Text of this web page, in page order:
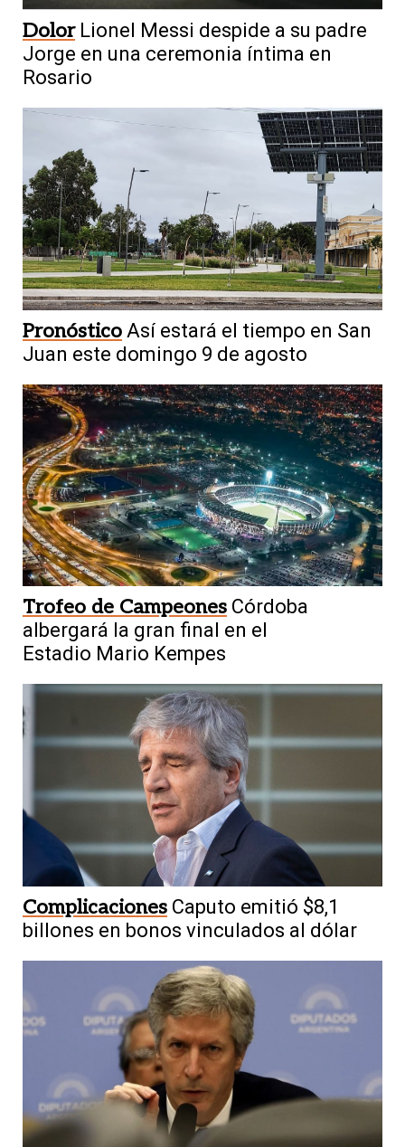
Dolor Lionel Messi despide a su padre
Jorge en una ceremonia íntima en
Rosario
Pronóstico Así estará el tiempo en San
Juan este domingo 9 de agosto
Trofeo de Campeones Córdoba
albergará la gran final en el
Estadio Mario Kempes
Complicaciones Caputo emitió $8,1
billones en bonos vinculados al dólar